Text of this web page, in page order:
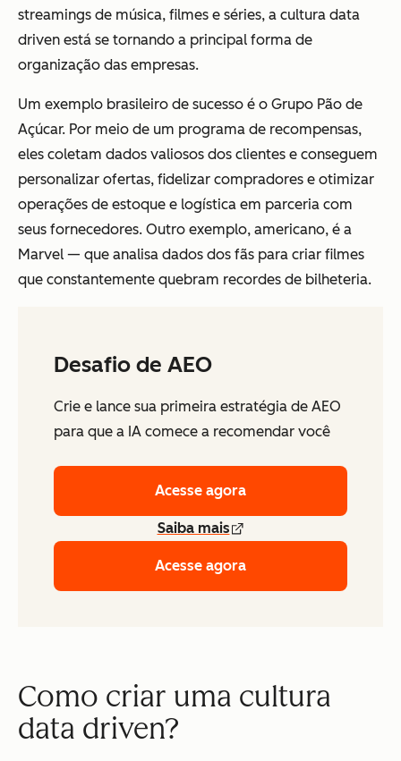
streamings de música, filmes e séries, a cultura data
driven está se tornando a principal forma de
organização das empresas.
Um exemplo brasileiro de sucesso é o Grupo Pão de
Açúcar. Por meio de um programa de recompensas,
eles coletam dados valiosos dos clientes e conseguem
personalizar ofertas, fidelizar compradores e otimizar
operações de estoque e logística em parceria com
seus fornecedores. Outro exemplo, americano, é a
Marvel — que analisa dados dos fãs para criar filmes
que constantemente quebram recordes de bilheteria.
Desafio de AEO
Crie e lance sua primeira estratégia de AEO
para que a IA comece a recomendar você
Acesse agora
Saiba mais
Acesse agora
Como criar uma cultura
data driven?